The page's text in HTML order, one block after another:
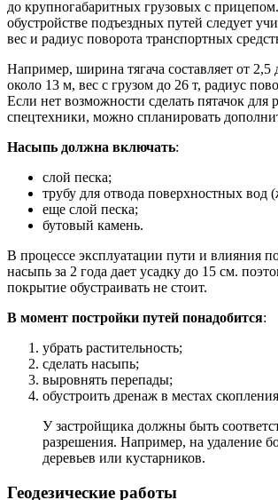
до крупногабаритных грузовых с
обустройстве подъездных путей следует
вес и радиус поворота транспортных
Например, ширина тягача составляет от 2,5
около 13 м, вес с грузом до 26 т, радиус
Если нет возможности сделать пятачок для
спецтехники, можно спланировать
Насыпь должна включать:
слой песка;
трубу для отвода поверхностных вод
еще слой песка;
бутовый камень.
В процессе эксплуатации пути и влияния
насыпь за 2 года дает усадку до 15 см.
покрытие обустраивать не стоит.
В момент постройки путей понадобится:
убрать растительность;
сделать насыпь;
выровнять перепады;
обустроить дренаж в местах
У застройщика должны быть
разрешения. Например, на удаление
деревьев или кустарников.
Геодезические работы